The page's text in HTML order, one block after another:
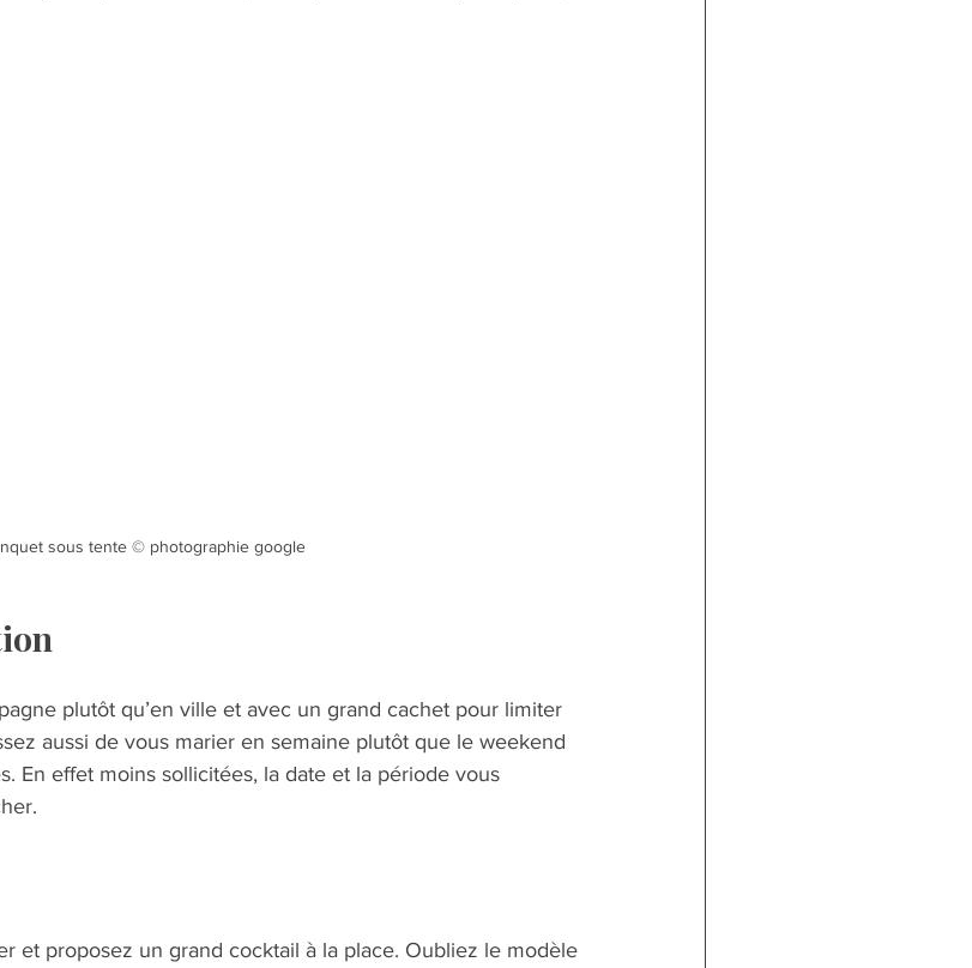
sous tente © photographie google
plutôt qu’en ville et avec un grand cachet pour limiter
aussi de vous marier en semaine plutôt que le weekend
En effet moins sollicitées, la date et la période vous
cher.
et proposez un grand cocktail à la place. Oubliez le modèle